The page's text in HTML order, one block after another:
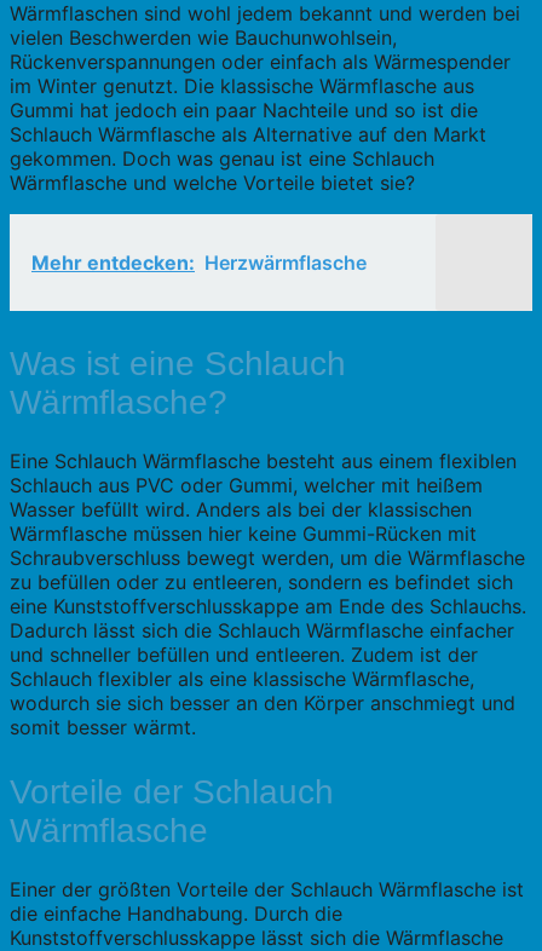
Wärmflaschen sind wohl jedem bekannt und werden bei
vielen Beschwerden wie Bauchunwohlsein,
Rückenverspannungen oder einfach als Wärmespender
im Winter genutzt. Die klassische Wärmflasche aus
Gummi hat jedoch ein paar Nachteile und so ist die
Schlauch Wärmflasche als Alternative auf den Markt
gekommen. Doch was genau ist eine Schlauch
Wärmflasche und welche Vorteile bietet sie?
Mehr entdecken: Herzwärmflasche
Was ist eine Schlauch
Wärmflasche?
Eine Schlauch Wärmflasche besteht aus einem flexiblen
Schlauch aus PVC oder Gummi, welcher mit heißem
Wasser befüllt wird. Anders als bei der klassischen
Wärmflasche müssen hier keine Gummi-Rücken mit
Schraubverschluss bewegt werden, um die Wärmflasche
zu befüllen oder zu entleeren, sondern es befindet sich
eine Kunststoffverschlusskappe am Ende des Schlauchs.
Dadurch lässt sich die Schlauch Wärmflasche einfacher
und schneller befüllen und entleeren. Zudem ist der
Schlauch flexibler als eine klassische Wärmflasche,
wodurch sie sich besser an den Körper anschmiegt und
somit besser wärmt.
Vorteile der Schlauch
Wärmflasche
Einer der größten Vorteile der Schlauch Wärmflasche ist
die einfache Handhabung. Durch die
Kunststoffverschlusskappe lässt sich die Wärmflasche